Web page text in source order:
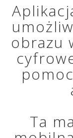
obrazu
Ta